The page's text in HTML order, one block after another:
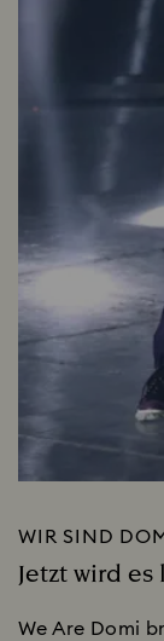
WIR SIND
Jetzt wird es
We Are Domi